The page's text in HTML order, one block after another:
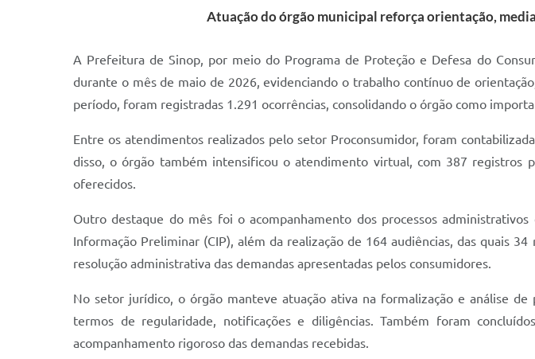
Atuação do órgão municipal reforça orientação,
A Prefeitura de Sinop, por meio do Programa de Proteção e Defesa do
durante o mês de maio de 2026, evidenciando o trabalho contínuo de
período, foram registradas 1.291 ocorrências, consolidando o órgão como
Entre os atendimentos realizados pelo setor Proconsumidor, foram
disso, o órgão também intensificou o atendimento virtual, com 387 registros
oferecidos.
Outro destaque do mês foi o acompanhamento dos processos
Informação Preliminar (CIP), além da realização de 164 audiências, das quais
resolução administrativa das demandas apresentadas pelos consumidores.
No setor jurídico, o órgão manteve atuação ativa na formalização e análise
termos de regularidade, notificações e diligências. Também foram
acompanhamento rigoroso das demandas recebidas.